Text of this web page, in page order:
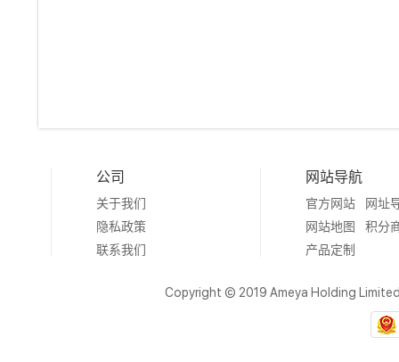
公司
关于我们
隐私政策
联系我们
网站导航
官方网站
网址
网站地图
积分
产品定制
Copyright © 2019 Ameya Holding